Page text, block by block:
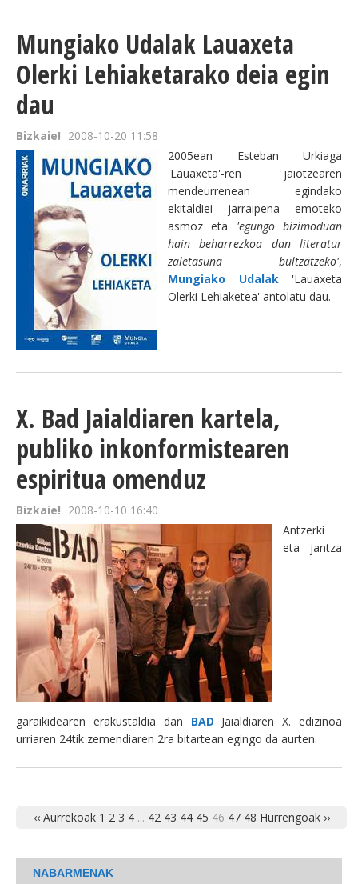
Mungiako Udalak Lauaxeta
Olerki Lehiaketarako deia egin
dau
Bizkaie! 2008-10-20 11:58
2005ean Esteban Urkiaga
'Lauaxeta'-ren jaiotzearen
mendeurrenean egindako
ekitaldiei jarraipena emoteko
asmoz eta 'egungo bizimoduan
hain beharrezkoa dan literatur
zaletasuna bultzatzeko',
Mungiako Udalak'Lauaxeta
Olerki Lehiaketea' antolatu dau.
X. Bad Jaialdiaren kartela,
publiko inkonformistearen
espiritua omenduz
Bizkaie! 2008-10-10 16:40
Antzerki
eta jantza
garaikidearen erakustaldia dan BAD Jaialdiaren X. edizinoa
urriaren 24tik zemendiaren 2ra bitartean egingo da aurten.
‹‹ Aurrekoak 1 2 3 4... 42 43 44 45 46 47 48 Hurrengoak ››
NABARMENAK